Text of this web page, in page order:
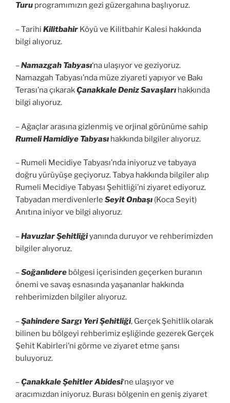
Turu programımızın gezi güzergahına başlıyoruz.
– Tarihi Kilitbahir Köyü ve Kilitbahir Kalesi hakkında
bilgi alıyoruz.
–Namazgah Tabyası‘na ulaşıyor ve geziyoruz.
Namazgah Tabyası’nda müze ziyareti yapıyor ve Bakı
Terası’na çıkarakÇanakkale Deniz Savaşları hakkında
bilgi alıyoruz.
– Ağaçlar arasına gizlenmiş ve orjinal görünüme sahip
Rumeli Hamidiye Tabyası hakkında bilgiler alıyoruz.
– Rumeli Mecidiye Tabyası’nda iniyoruz ve tabyaya
doğru yürüyüşe geçiyoruz. Tabya hakkında bilgiler alıp
Rumeli Mecidiye Tabyası Şehitliği’ni ziyaret ediyoruz.
Tabyadan merdivenlerle Seyit Onbaşı (Koca Seyit)
Anıtına iniyor ve bilgi alıyoruz.
–Havuzlar Şehitliğiyanında duruyor ve rehberimizden
bilgiler alıyoruz.
–Soğanlıdere bölgesi içerisinden geçerken buranın
önemi ve savaş esnasında yaşananlar hakkında
rehberimizden bilgiler alıyoruz.
–Şahindere Sargı Yeri Şehitliği, Gerçek Şehitlik olarak
bilinen bu bölgeyi rehberimiz eşliğinde gezerek Gerçek
Şehit Kabirleri’ni görme ve ziyaret etme şansı
buluyoruz.
–Çanakkale Şehitler Abidesi‘ne ulaşıyor ve
aracımızdan iniyoruz. Burası bölgenin en geniş ziyaret